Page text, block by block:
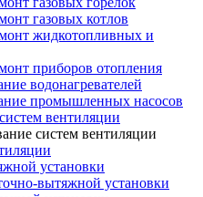
газовых котлов
жидкотопливных и
приборов отопления
водонагревателей
промышленных насосов
вентиляции
систем вентиляции
установки
вытяжной установки